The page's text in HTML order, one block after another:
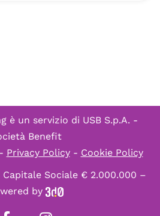
è un servizio di USB S.p.A. -
Benefit
Privacy Policy- Cookie Policy
Capitale Sociale € 2.000.000 –
by